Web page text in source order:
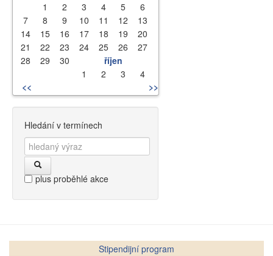
1
2 3 4 5
6
7
8 9 10 11 12
13
14
15 16 17 18 19
20
21
22 23 24 25 26
27
28
29 30
říjen
1
2 3
4
<<
>>
Hledání v termínech
plus proběhlé akce
Stipendijní program